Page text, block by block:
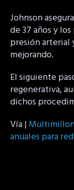
Johnson
de 37 años y
presión arterial
mejorando.
El siguiente
regenerativa,
dichos
Vía |
anuales para